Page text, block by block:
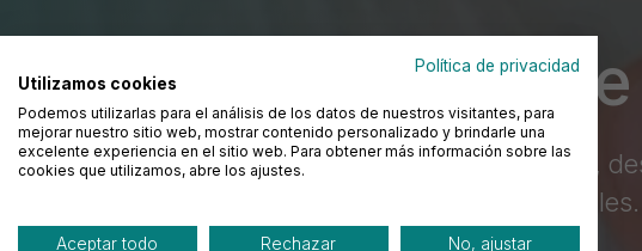
Tratamiento
Tratamiento de aguas: potabilización,
comercios e instalaciones profesionales.
Política de privacidad
Utilizamos cookies
Podemos utilizarlas para el análisis de los datos de nuestros visitantes, para
mejorar nuestro sitio web, mostrar contenido personalizado y brindarle una
excelente experiencia en el sitio web. Para obtener más información sobre las
cookies que utilizamos, abre los ajustes.
Aceptar todo Rechazar No, ajustar